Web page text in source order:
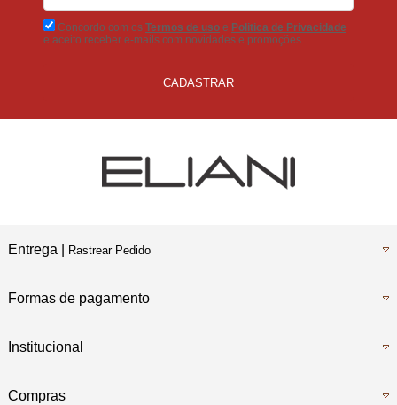
Concordo com os Termos de usoe Politica de Privacidade
e aceito receber e-mails com novidades e promoções.
CADASTRAR
Entrega | Rastrear Pedido
Formas de pagamento
Institucional
Compras